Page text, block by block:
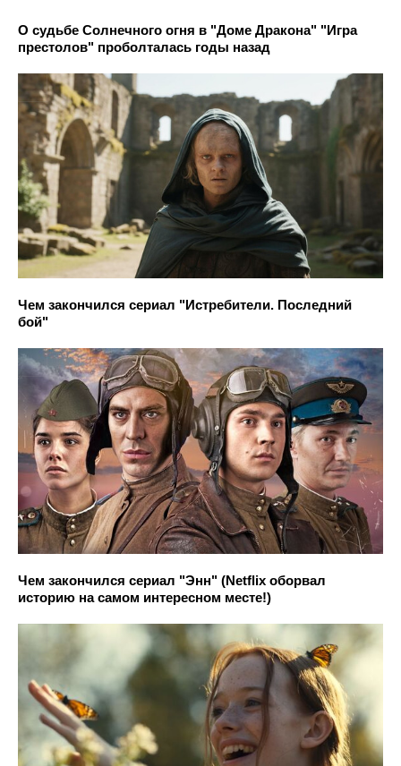
О судьбе Солнечного огня в "Доме Дракона" "Игра
престолов" проболталась годы назад
Чем закончился сериал "Истребители. Последний
бой"
Чем закончился сериал "Энн" (Netflix оборвал
историю на самом интересном месте!)